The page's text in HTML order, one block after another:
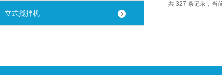
立式搅拌机
共 327 条记录，当